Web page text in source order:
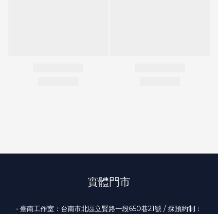
實體門市
• 臺南工作室：台南市北區立賢路一段650巷21號 / 採預約制：